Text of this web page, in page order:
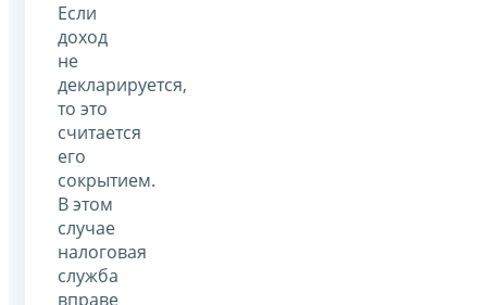
Если
доход
не
декларируется,
то это
считается
его
сокрытием.
В этом
случае
налоговая
служба
вправе